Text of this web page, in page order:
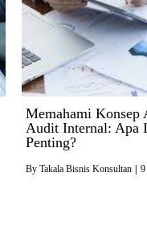
Memahami Konsep
Audit Internal: Apa
Penting?
By Takala Bisnis Konsultan 9